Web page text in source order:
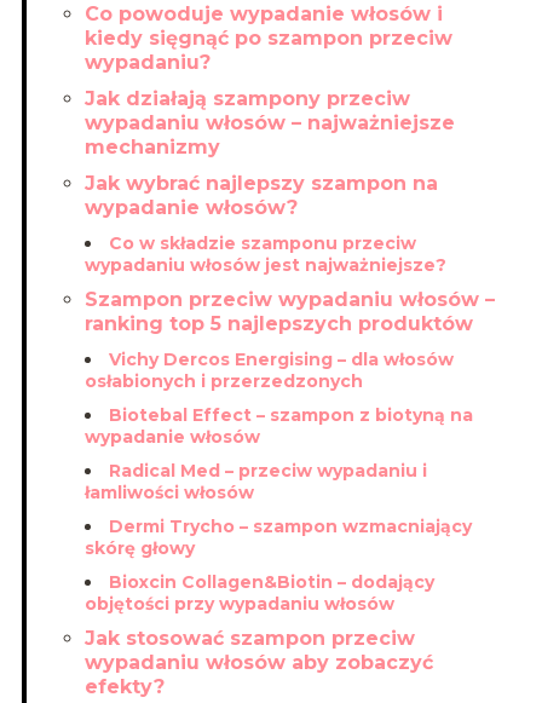
Co powoduje wypadanie włosów i
kiedy sięgnąć po szampon przeciw
wypadaniu?
Jak działają szampony przeciw
wypadaniu włosów – najważniejsze
mechanizmy
Jak wybrać najlepszy szampon na
wypadanie włosów?
Co w składzie szamponu przeciw
wypadaniu włosów jest najważniejsze?
Szampon przeciw wypadaniu włosów –
ranking top 5 najlepszych produktów
Vichy Dercos Energising – dla włosów
osłabionych i przerzedzonych
Biotebal Effect – szampon z biotyną na
wypadanie włosów
Radical Med – przeciw wypadaniu i
łamliwości włosów
Dermi Trycho – szampon wzmacniający
skórę głowy
Bioxcin Collagen&Biotin – dodający
objętości przy wypadaniu włosów
Jak stosować szampon przeciw
wypadaniu włosów aby zobaczyć
efekty?